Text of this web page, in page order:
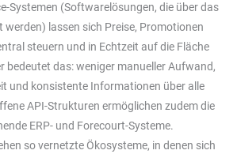
Systemen (Softwarelösungen, die über das
werden) lassen sich Preise, Promotionen
steuern und in Echtzeit auf die Fläche
bedeutet das: weniger manueller Aufwand,
und konsistente Informationen über alle
API-Strukturen ermöglichen zudem die
ERP- und Forecourt-Systeme.
so vernetzte Ökosysteme, in denen sich